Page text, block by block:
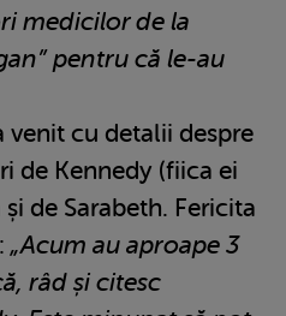
medicilor de la
pentru că le-au
venit cu detalii despre
de Kennedy (fiica ei
de Sarabeth. Fericita
„Acum au aproape 3
râd și citesc